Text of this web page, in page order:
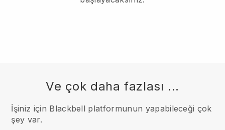
Ve çok daha fazlası ...
İşiniz için Blackbell platformunun yapabileceği çok
şey var.